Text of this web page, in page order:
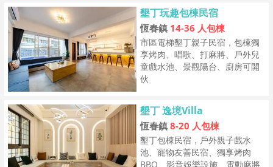
墾丁玩趣包棟民宿
恆春鎮 14-36 人包棟
市區電梯墾丁親子民宿，包棟獨
享烤肉、唱歌、打麻將、戶外兒
童戲水池、景觀陽台、廚房可開
伙
墾丁 逸境Villa
恆春鎮 8-20 人包棟
墾丁包棟民宿，戶外親子戲水
池、寵物友善民宿、獨享烤肉
BBQ、影音娛樂設施、電動麻將